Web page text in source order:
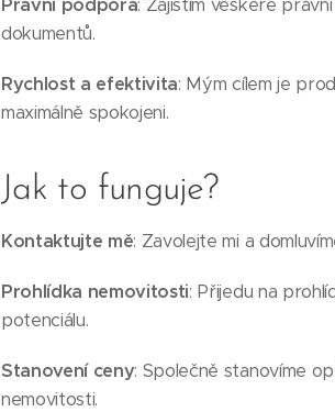
Právní podpora: Zajistím veškeré
dokumentů.
Rychlost a efektivita: Mým cílem je
maximálně spokojeni.
Jak to funguje?
Kontaktujte mě: Zavolejte mi a
Prohlídka nemovitosti: Přijedu na
potenciálu.
Stanovení ceny: Společně stanovíme
nemovitosti.